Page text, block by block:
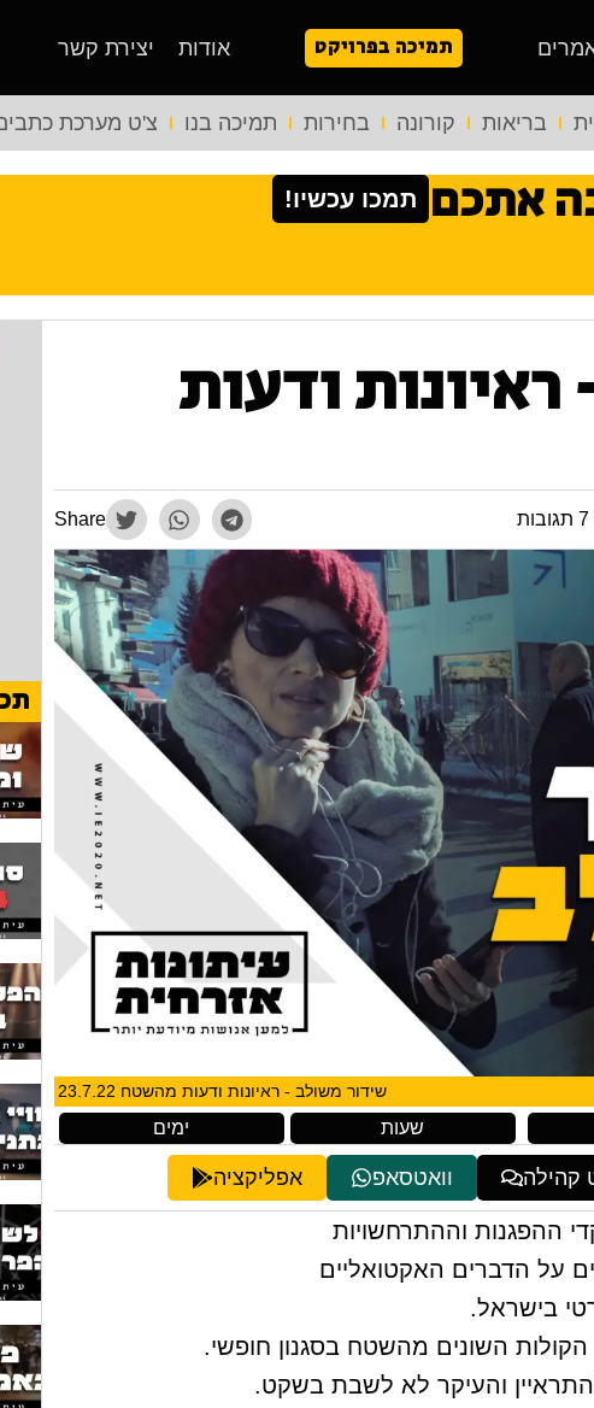
תמיכה בפרויקט אודות יצירת קשר
בריאות קורונה בחירות תמיכה בנו צ'ט מערכת
אתכם תמכו עכשיו!
ודעות
7 תגובות Share
שידור משולב - ראיונות ודעות מהשטח 23.7.22
ימים שעות
קהילה וואטסאפ אפליקציה
ההפגנות וההתרחשויות
על הדברים האקטואליים
בישראל.
הקולות השונים מהשטח בסגנון חופשי.
והעיקר לא לשבת בשקט.